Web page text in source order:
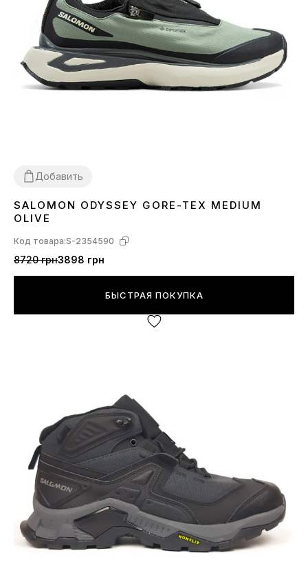
Добавить
414243 44 45
SALOMON ODYSSEY GORE-TEX MEDIUM
OLIVE
Код товара:S-2354590
8720 грн3898 грн
БЫСТРАЯ ПОКУПКА